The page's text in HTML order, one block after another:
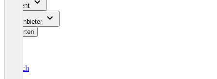
Content
Für Anbieter
Bewerten
Deutsch